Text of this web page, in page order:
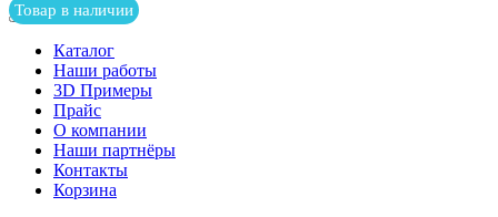
Товар в наличии
Каталог
Наши работы
3D Примеры
Прайс
О компании
Наши партнёры
Контакты
Корзина